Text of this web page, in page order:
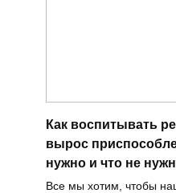
Как воспитывать
вырос
нужно и что не
Все мы хотим, чтобы